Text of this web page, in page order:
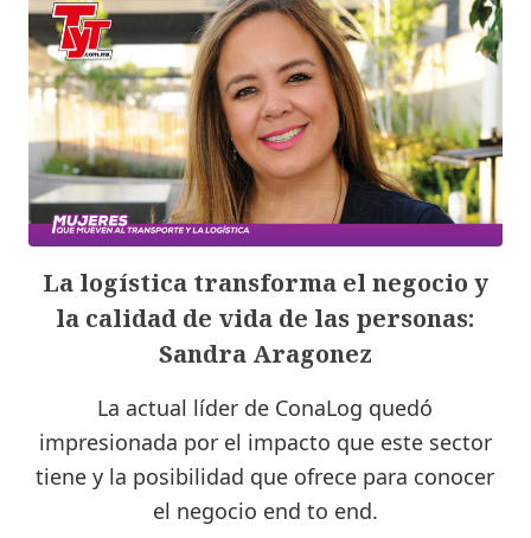
La logística transforma el negocio y
la calidad de vida de las personas:
Sandra Aragonez
La actual líder de ConaLog quedó
impresionada por el impacto que este sector
tiene y la posibilidad que ofrece para conocer
el negocio end to end.